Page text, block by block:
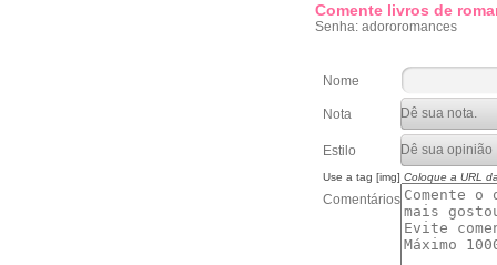
Comente livros de
Senha: adororomances
Nome
Nota
Estilo
Use a tag [img] Coloque a URL
Comentários